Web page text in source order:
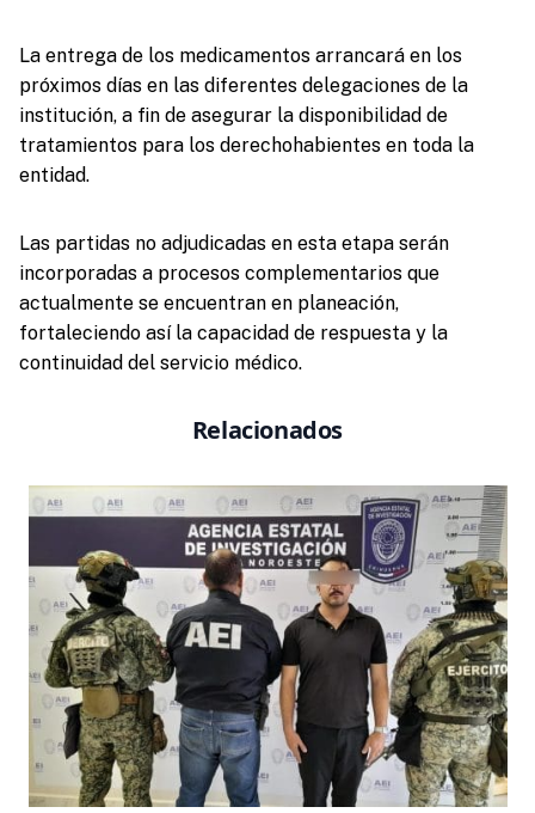
La entrega de los medicamentos arrancará en los
próximos días en las diferentes delegaciones de la
institución, a fin de asegurar la disponibilidad de
tratamientos para los derechohabientes en toda la
entidad.
Las partidas no adjudicadas en esta etapa serán
incorporadas a procesos complementarios que
actualmente se encuentran en planeación,
fortaleciendo así la capacidad de respuesta y la
continuidad del servicio médico.
Relacionados